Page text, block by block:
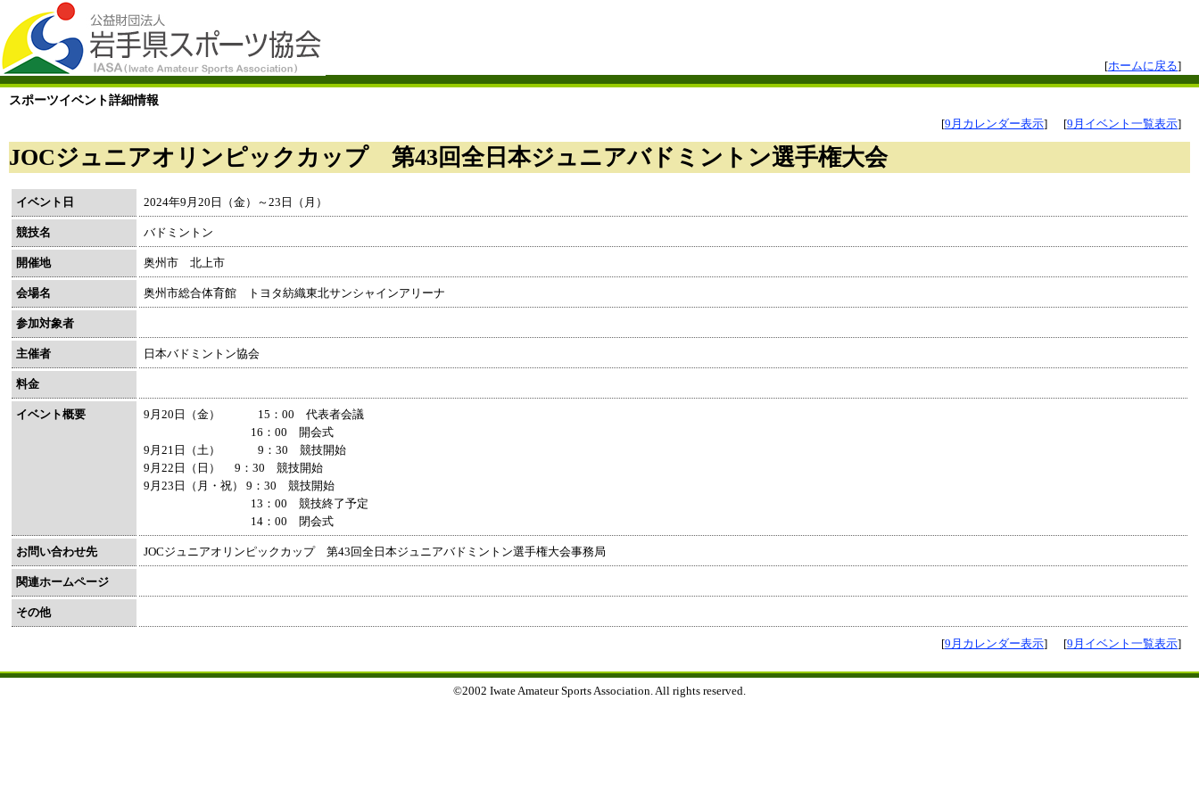
[ホームに戻る]
スポーツイベント詳細情報
[9月カレンダー表示] [9月イベント一覧表示]
JOCジュニアオリンピックカップ 第43回全日本ジュニアバドミントン選手権大会
イベント日 2024年9月20日（金）～23日（月）
競技名 バドミントン
開催地 奥州市 北上市
会場名 奥州市総合体育館 トヨタ紡織東北サンシャインアリーナ
参加対象者
主催者 日本バドミントン協会
料金
イベント概要
9月20日（金） 15：00 代表者会議
16：00 開会式
9月21日（土） 9：30 競技開始
9月22日（日） 9：30 競技開始
9月23日（月・祝） 9：30 競技開始
13：00 競技終了予定
14：00 閉会式
お問い合わせ先 JOCジュニアオリンピックカップ 第43回全日本ジュニアバドミントン選手権大会事務局
関連ホームページ
その他
[9月カレンダー表示] [9月イベント一覧表示]
©2002 Iwate Amateur Sports Association. All rights reserved.